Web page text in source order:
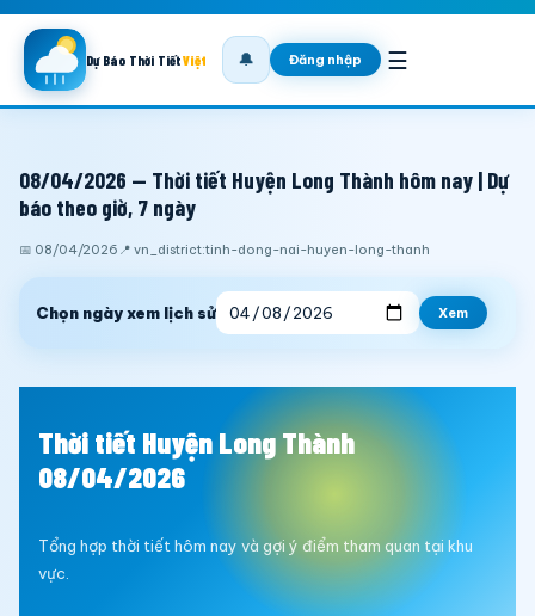
Dự Báo Thời TiếtViệt 🔔 Đăng nhập ☰
08/04/2026 — Thời tiết Huyện Long Thành hôm nay | Dự
báo theo giờ, 7 ngày
📅 08/04/2026 📍 vn_district:tinh-dong-nai-huyen-long-thanh
Chọn ngày xem lịch sử Xem
Thời tiết Huyện Long Thành
08/04/2026
Tổng hợp thời tiết hôm nay và gợi ý điểm tham quan tại khu
vực.